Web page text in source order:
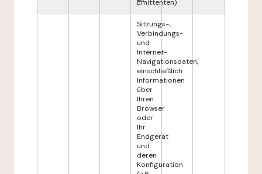
Emittenten)
Sitzungs-,
Verbindungs-
und
Internet-
Navigationsdaten,
einschließlich
Informationen
über
Ihren
Browser
oder
Ihr
Endgerät
und
deren
Konfiguration